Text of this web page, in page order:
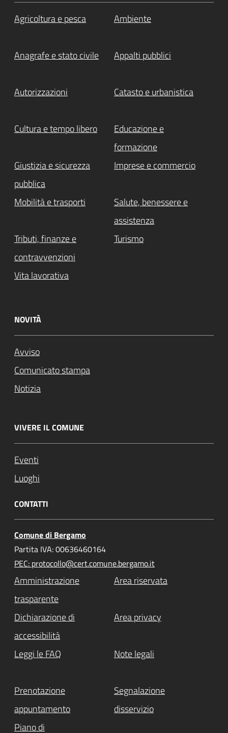
Agricoltura e pesca Ambiente
Anagrafe e stato civile Appalti pubblici
Autorizzazioni Catasto e urbanistica
Cultura e tempo libero
Educazione e
formazione
Giustizia e sicurezza
pubblica
Imprese e commercio
Mobilità e trasporti
Salute, benessere e
assistenza
Tributi, finanze e
contravvenzioni
Turismo
Vita lavorativa
NOVITÀ
Avviso
Comunicato stampa
Notizia
VIVERE IL COMUNE
Eventi
Luoghi
CONTATTI
Comune di Bergamo
Partita IVA: 00636460164
PEC: protocollo@cert.comune.bergamo.it
Amministrazione
trasparente
Area riservata
Dichiarazione di
accessibilità
Area privacy
Leggi le FAQ Note legali
Prenotazione
appuntamento
Segnalazione
disservizio
Piano di